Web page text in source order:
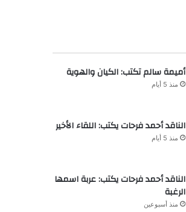
أميمة سالم تكتب: الكيان والهوية
منذ 5 أيام
الناقد أحمد فرحات يكتب: اللقاء الأخير
منذ 5 أيام
الناقد أحمد فرحات يكتب: عربة اسمها
الرغبة
منذ أسبوعين